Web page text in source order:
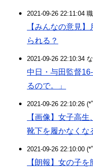
2021-09-26 22:11:04
【みんなの意見
られる？
2021-09-26 22:10:34
中日・与田監督
るので。」
2021-09-26 22:10:26
【画像】女子高
靴下を履かなくな
2021-09-26 22:10:00
【朗報】女の子